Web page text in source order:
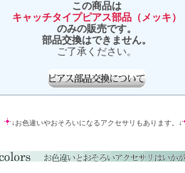
この商品は
キャッチタイプピアス部品（メッキ）
のみの販売です。
部品交換はできません。
ご了承ください。
↓お色違いやおそろいになるアクセサリもあります。↓